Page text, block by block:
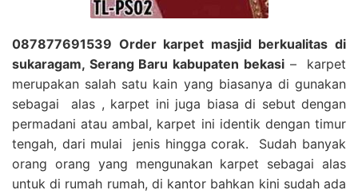
087877691539 Order karpet masjid berkualitas di
sukaragam, Serang Baru kabupaten bekasi– karpet
merupakan salah satu kain yang biasanya di gunakan
sebagai alas , karpet ini juga biasa di sebut dengan
permadani atau ambal, karpet ini identik dengan timur
tengah, dari mulai jenis hingga corak. Sudah banyak
orang orang yang mengunakan karpet sebagai alas
untuk di rumah rumah, di kantor bahkan kini sudah ada